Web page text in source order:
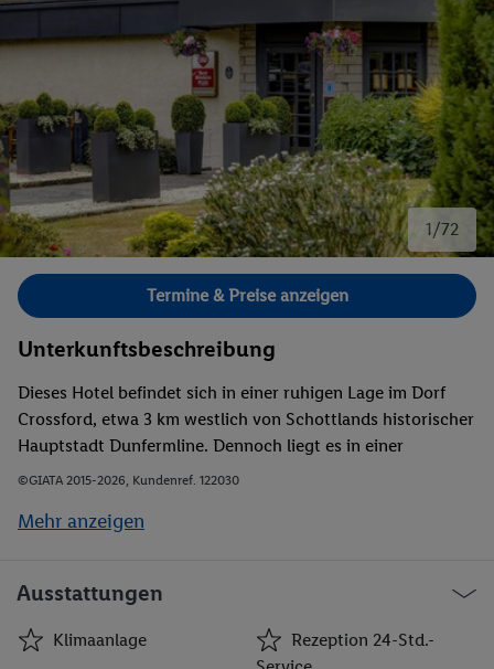
1/72
Bild 1 von 72.
Termine & Preise anzeigen
Unterkunftsbeschreibung
Dieses Hotel befindet sich in einer ruhigen Lage im Dorf
Crossford, etwa 3 km westlich von Schottlands historischer
Hauptstadt Dunfermline. Dennoch liegt es in einer
bequemen Nähe zu Edinburgh (ca. 30 min mit dem Auto)
entfernt. Seine Lage im Süden von Fife ganz in der Nähe
Besuch Dunfermlines oder Edinburghs zu einer
wunderbaren Wahl. Nach nur 5 min zu Fuß können die
Gäste eine Anbindung an das öffentliche Verkehrsnetz in
©GIATA 2015-2026, Kundenref. 122030
Mehr anzeigen
Ausstattungen
Klimaanlage
Rezeption 24-Std.-